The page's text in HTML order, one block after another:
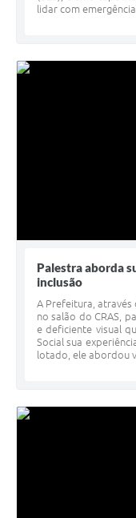
lidar com
Palestra aborda
inclusão
A Prefeitura, através
no salão do CRAS,
e deficiente visual
Social sua
lotado, ele abordou